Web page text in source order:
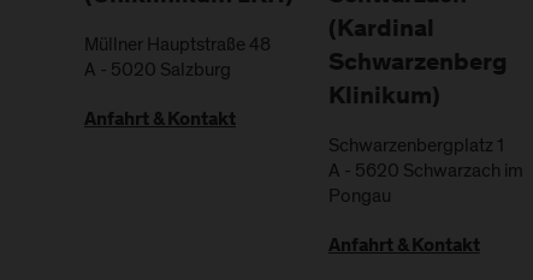
Müllner Hauptstraße 48
A - 5020 Salzburg
Anfahrt & Kontakt
(Kardinal
Schwarzenberg
Klinikum)
Schwarzenbergplatz 1
A - 5620 Schwarzach im
Pongau
Anfahrt & Kontakt